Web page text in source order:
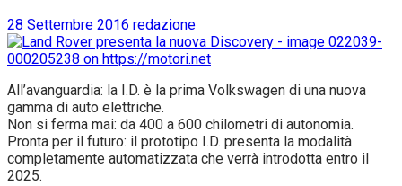
28 Settembre 2016 redazione
All’avanguardia: la I.D. è la prima Volkswagen di una nuova
gamma di auto elettriche.
Non si ferma mai: da 400 a 600 chilometri di autonomia.
Pronta per il futuro: il prototipo I.D. presenta la modalità
completamente automatizzata che verrà introdotta entro il
2025.